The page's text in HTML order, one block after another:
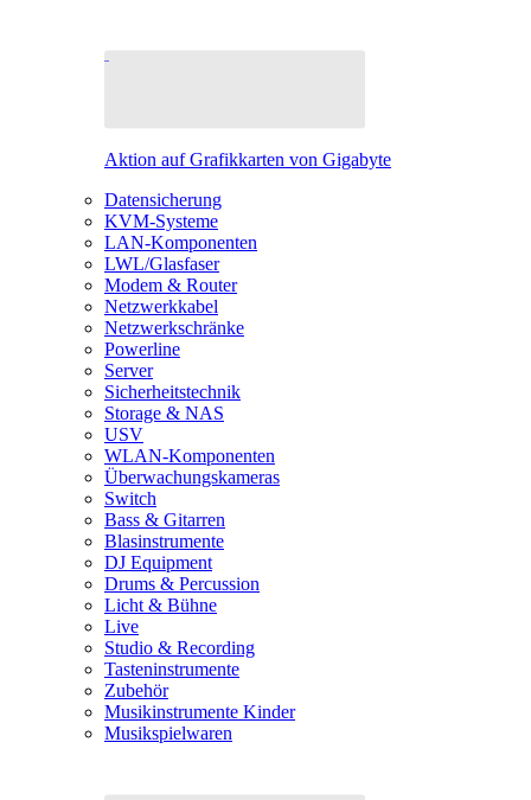
Aktion auf Grafikkarten von Gigabyte
Datensicherung
KVM-Systeme
LAN-Komponenten
LWL/Glasfaser
Modem & Router
Netzwerkkabel
Netzwerkschränke
Powerline
Server
Sicherheitstechnik
Storage & NAS
USV
WLAN-Komponenten
Überwachungskameras
Switch
Bass & Gitarren
Blasinstrumente
DJ Equipment
Drums & Percussion
Licht & Bühne
Live
Studio & Recording
Tasteninstrumente
Zubehör
Musikinstrumente Kinder
Musikspielwaren